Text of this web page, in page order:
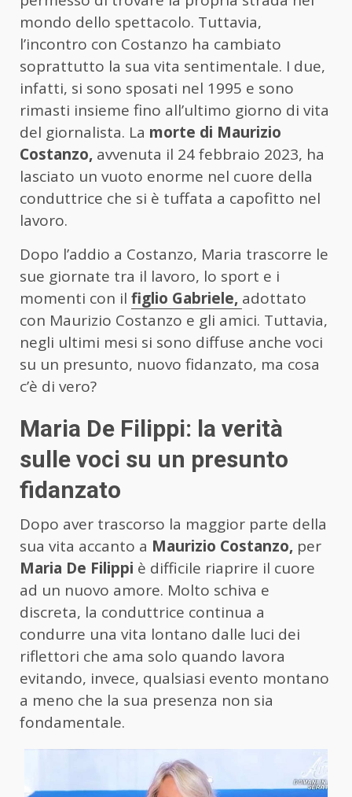
mondo dello spettacolo. Tuttavia,
l’incontro con Costanzo ha cambiato
soprattutto la sua vita sentimentale. I due,
infatti, si sono sposati nel 1995 e sono
rimasti insieme fino all’ultimo giorno di vita
del giornalista. La morte di Maurizio
Costanzo, avvenuta il 24 febbraio 2023, ha
lasciato un vuoto enorme nel cuore della
conduttrice che si è tuffata a capofitto nel
lavoro.
Dopo l’addio a Costanzo, Maria trascorre le
sue giornate tra il lavoro, lo sport e i
momenti con il figlio Gabriele, adottato
con Maurizio Costanzo e gli amici. Tuttavia,
negli ultimi mesi si sono diffuse anche voci
su un presunto, nuovo fidanzato, ma cosa
c’è di vero?
Maria De Filippi: la verità
sulle voci su un presunto
fidanzato
Dopo aver trascorso la maggior parte della
sua vita accanto a Maurizio Costanzo, per
Maria De Filippi è difficile riaprire il cuore
ad un nuovo amore. Molto schiva e
discreta, la conduttrice continua a
condurre una vita lontano dalle luci dei
riflettori che ama solo quando lavora
evitando, invece, qualsiasi evento montano
a meno che la sua presenza non sia
fondamentale.